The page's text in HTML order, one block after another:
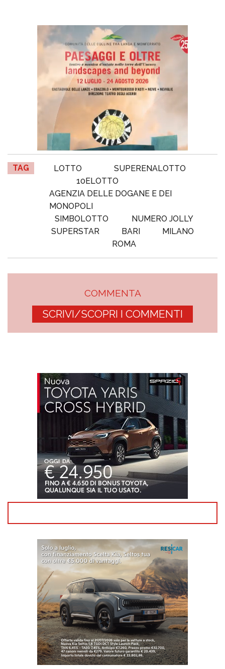
TAG LOTTO
SUPERENALOTTO
10ELOTTO
AGENZIA DELLE DOGANE E DEI
MONOPOLI
SIMBOLOTTO
NUMERO JOLLY
SUPERSTAR
BARI
MILANO
ROMA
COMMENTA
SCRIVI/SCOPRI I COMMENTI